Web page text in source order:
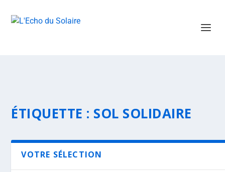
ÉTIQUETTE : SOL SOLIDAIRE
VOTRE SÉLECTION